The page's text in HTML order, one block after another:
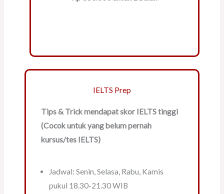
IELTS Prep
Tips & Trick mendapat skor IELTS tinggi
(Cocok untuk yang belum pernah
kursus/tes IELTS)
Jadwal: Senin, Selasa, Rabu, Kamis
pukul 18.30-21.30 WIB